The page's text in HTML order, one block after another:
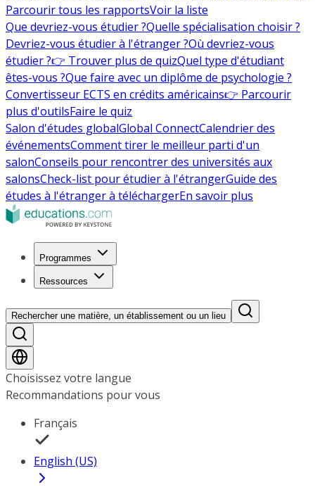
Parcourir tous les rapportsVoir la liste
Que devriez-vous étudier ?Quelle spécialisation choisir ?
Devriez-vous étudier à l'étranger ?Où devriez-vous
étudier ?👉 Trouver plus de quizQuel type d'étudiant
êtes-vous ?Que faire avec un diplôme de psychologie ?
Convertisseur ECTS en crédits américains👉 Parcourir
plus d'outilsFaire le quiz
Salon d'études globalGlobal ConnectCalendrier des
événementsComment tirer le meilleur parti d'un
salonConseils pour rencontrer des universités aux
salonsCheck-list pour étudier à l'étrangerGuide des
études à l'étranger à téléchargerEn savoir plus
Programmes
Ressources
Rechercher une matière, un établissement ou un lieu
Choisissez votre langue
Recommandations pour vous
Français
English (US)